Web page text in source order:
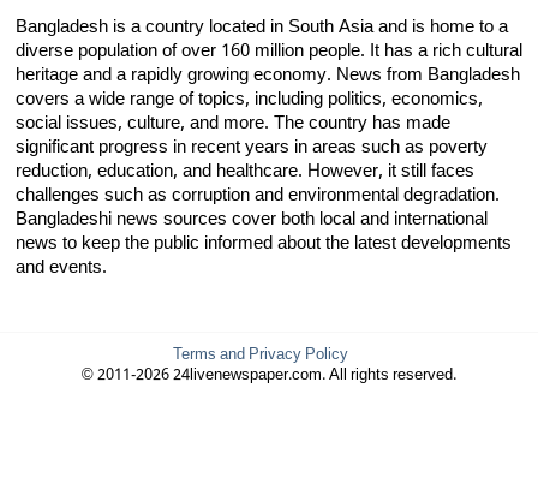
Bangladesh is a country located in South Asia and is home to a
diverse population of over 160 million people. It has a rich cultural
heritage and a rapidly growing economy. News from Bangladesh
covers a wide range of topics, including politics, economics,
social issues, culture, and more. The country has made
significant progress in recent years in areas such as poverty
reduction, education, and healthcare. However, it still faces
challenges such as corruption and environmental degradation.
Bangladeshi news sources cover both local and international
news to keep the public informed about the latest developments
and events.
Terms and Privacy Policy
© 2011-2026 24livenewspaper.com. All rights reserved.